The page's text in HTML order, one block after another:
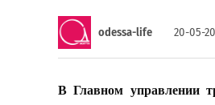
odessa-life 20-05-
В Главном управлении